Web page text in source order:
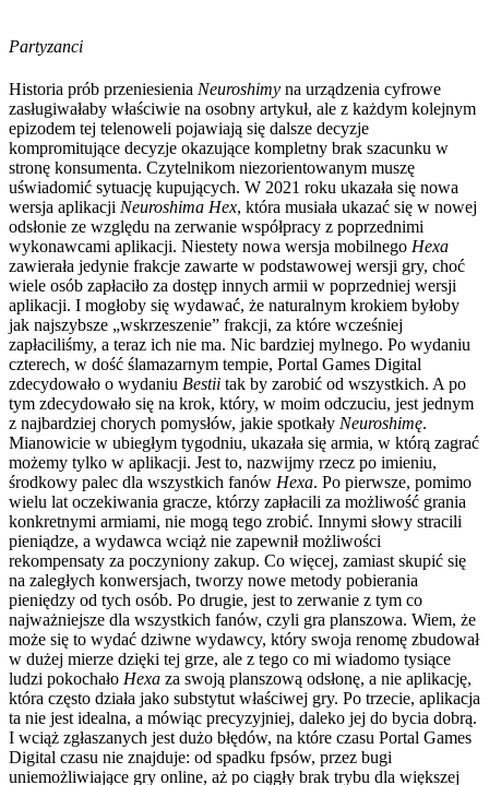
Partyzanci
Historia prób przeniesienia Neuroshimy na urządzenia cyfrowe
zasługiwałaby właściwie na osobny artykuł, ale z każdym kolejnym
epizodem tej telenoweli pojawiają się dalsze decyzje
kompromitujące decyzje okazujące kompletny brak szacunku w
stronę konsumenta. Czytelnikom niezorientowanym muszę
uświadomić sytuację kupujących. W 2021 roku ukazała się nowa
wersja aplikacji Neuroshima Hex, która musiała ukazać się w nowej
odsłonie ze względu na zerwanie współpracy z poprzednimi
wykonawcami aplikacji. Niestety nowa wersja mobilnego Hexa
zawierała jedynie frakcje zawarte w podstawowej wersji gry, choć
wiele osób zapłaciło za dostęp innych armii w poprzedniej wersji
aplikacji. I mogłoby się wydawać, że naturalnym krokiem byłoby
jak najszybsze „wskrzeszenie” frakcji, za które wcześniej
zapłaciliśmy, a teraz ich nie ma. Nic bardziej mylnego. Po wydaniu
czterech, w dość ślamazarnym tempie, Portal Games Digital
zdecydowało o wydaniu Bestii tak by zarobić od wszystkich. A po
tym zdecydowało się na krok, który, w moim odczuciu, jest jednym
z najbardziej chorych pomysłów, jakie spotkały Neuroshimę.
Mianowicie w ubiegłym tygodniu, ukazała się armia, w którą zagrać
możemy tylko w aplikacji. Jest to, nazwijmy rzecz po imieniu,
środkowy palec dla wszystkich fanów Hexa. Po pierwsze, pomimo
wielu lat oczekiwania gracze, którzy zapłacili za możliwość grania
konkretnymi armiami, nie mogą tego zrobić. Innymi słowy stracili
pieniądze, a wydawca wciąż nie zapewnił możliwości
rekompensaty za poczyniony zakup. Co więcej, zamiast skupić się
na zaległych konwersjach, tworzy nowe metody pobierania
pieniędzy od tych osób. Po drugie, jest to zerwanie z tym co
najważniejsze dla wszystkich fanów, czyli gra planszowa. Wiem, że
może się to wydać dziwne wydawcy, który swoja renomę zbudował
w dużej mierze dzięki tej grze, ale z tego co mi wiadomo tysiące
ludzi pokochało Hexa za swoją planszową odsłonę, a nie aplikację,
która często działa jako substytut właściwej gry. Po trzecie, aplikacja
ta nie jest idealna, a mówiąc precyzyjniej, daleko jej do bycia dobrą.
I wciąż zgłaszanych jest dużo błędów, na które czasu Portal Games
Digital czasu nie znajduje: od spadku fpsów, przez bugi
uniemożliwiające gry online, aż po ciągły brak trybu dla większej